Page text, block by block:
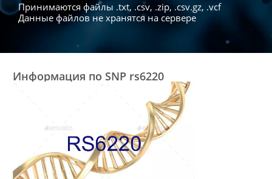
Принимаются файлы .txt, .csv, .zip, .csv.gz, .vcf
Данные файлов не хранятся на сервере
Информация по SNP rs6220